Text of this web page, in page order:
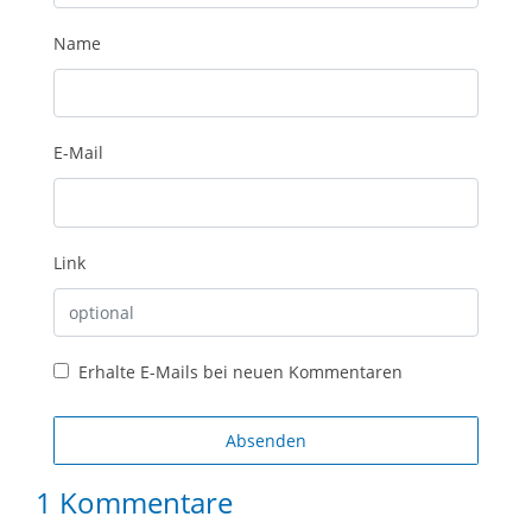
Name
E-Mail
Link
Erhalte E-Mails bei neuen Kommentaren
Absenden
1 Kommentare